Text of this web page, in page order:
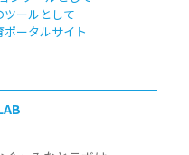
ールとして
ータルサイト